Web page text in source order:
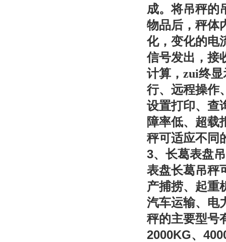
成。将吊秤的
物品后，秤体
化，变化的电
信号发出，接
计算，zui终
行、远程操作
设置打印、查
障率低、超载
秤可适应不同
3、长葛表盘
表盘长葛吊秤
产捕捞、起重
汽车运输、电
秤的主要型号
2000KG、